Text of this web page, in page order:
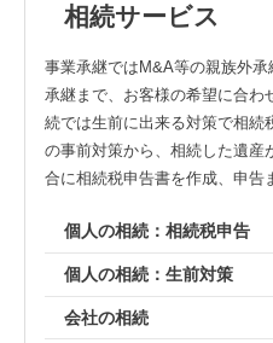
相続サービス
経営コンサルティング
リスク対策サポート(保険)
融資・資金繰り
人事労務サービス
単発セミナー
複数回セミナー
相談会
税務関連
会計帳簿関連
融資関連
会計事務所向け
相続サービス
事業承継ではM&A等の親族外
承継まで、お客様の希望に合わ
続では生前に出来る対策で相続
の事前対策から、相続した遺産
合に相続税申告書を作成、申告
個人の相続：相続税申告
個人の相続：生前対策
会社の相続